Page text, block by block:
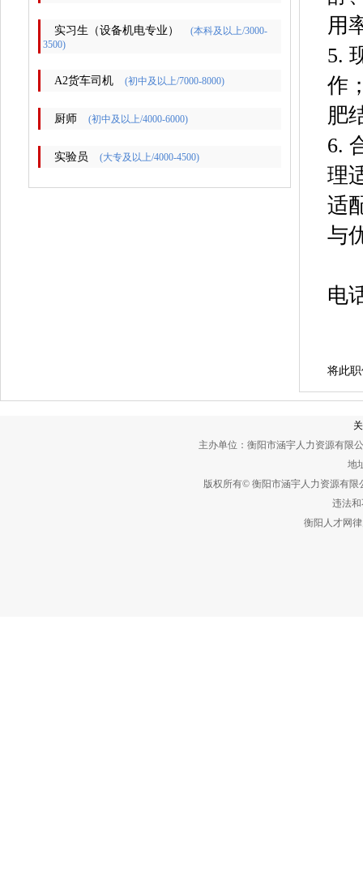
实习生（设备机电专业）
(本科及以上/3000-
3500)
A2货车司机 (初中及以上/7000-8000)
厨师 (初中及以上/4000-6000)
实验员 (大专及以上/4000-4500)
用
5.
作
肥
6.
理
适
与
电
将此
主办单位：衡阳市涵宇人力资源有限
地
版权所有© 衡阳市涵宇人力资源有
违法和
衡阳人才网